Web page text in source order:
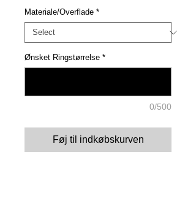
Materiale/Overflade *
Ønsket Ringstørrelse *
0/500
Føj til indkøbskurven